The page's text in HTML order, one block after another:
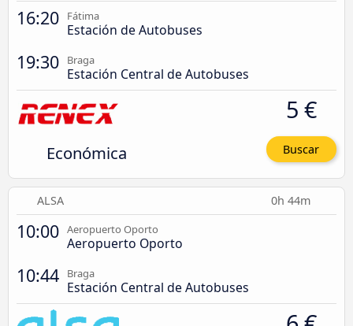
16:20 Fátima
Estación de Autobuses
19:30 Braga
Estación Central de Autobuses
Económica
5 €
Buscar
ALSA 0h 44m
10:00 Aeropuerto Oporto
Aeropuerto Oporto
10:44 Braga
Estación Central de Autobuses